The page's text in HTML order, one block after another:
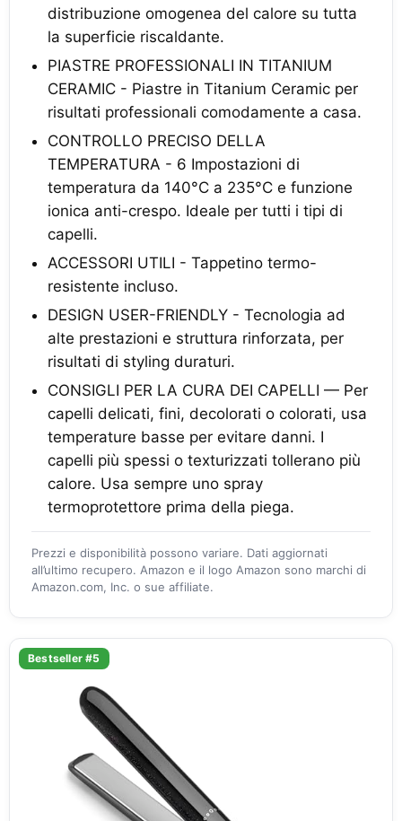
distribuzione omogenea del calore su tutta
la superficie riscaldante.
PIASTRE PROFESSIONALI IN TITANIUM
CERAMIC - Piastre in Titanium Ceramic per
risultati professionali comodamente a casa.
CONTROLLO PRECISO DELLA
TEMPERATURA - 6 Impostazioni di
temperatura da 140°C a 235°C e funzione
ionica anti-crespo. Ideale per tutti i tipi di
capelli.
ACCESSORI UTILI - Tappetino termo-
resistente incluso.
DESIGN USER-FRIENDLY - Tecnologia ad
alte prestazioni e struttura rinforzata, per
risultati di styling duraturi.
CONSIGLI PER LA CURA DEI CAPELLI — Per
capelli delicati, fini, decolorati o colorati, usa
temperature basse per evitare danni. I
capelli più spessi o texturizzati tollerano più
calore. Usa sempre uno spray
termoprotettore prima della piega.
Prezzi e disponibilità possono variare. Dati aggiornati
all’ultimo recupero. Amazon e il logo Amazon sono marchi di
Amazon.com, Inc. o sue affiliate.
Bestseller #5